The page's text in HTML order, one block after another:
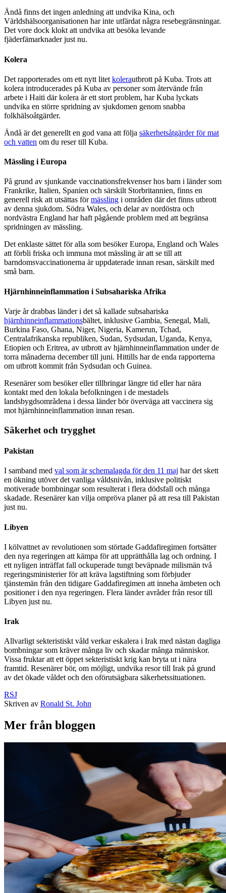
Ändå finns det ingen anledning att undvika Kina, och
Världshälsoorganisationen har inte utfärdat några resebegränsningar.
Det vore dock klokt att undvika att besöka levande
fjäderfämarknader just nu.
Kolera
Det rapporterades om ett nytt litet kolerautbrott på Kuba. Trots att
kolera introducerades på Kuba av personer som återvände från
arbete i Haiti där kolera är ett stort problem, har Kuba lyckats
undvika en större spridning av sjukdomen genom snabba
folkhälsoåtgärder.
Ändå är det generellt en god vana att följa säkerhetsåtgärder för mat
och vatten om du reser till Kuba.
Mässling i Europa
På grund av sjunkande vaccinationsfrekvenser hos barn i länder som
Frankrike, Italien, Spanien och särskilt Storbritannien, finns en
generell risk att utsättas förmässling i områden där det finns utbrott
av denna sjukdom. Södra Wales, och delar av nordöstra och
nordvästra England har haft pågående problem med att begränsa
spridningen av mässling.
Det enklaste sättet för alla som besöker Europa, England och Wales
att förbli friska och immuna mot mässling är att se till att
barndomsvaccinationerna är uppdaterade innan resan, särskilt med
små barn.
Hjärnhinneinflammation i Subsahariska Afrika
Varje år drabbas länder i det så kallade subsahariska
hjärnhinneinflammationsbältet, inklusive Gambia, Senegal, Mali,
Burkina Faso, Ghana, Niger, Nigeria, Kamerun, Tchad,
Centralafrikanska republiken, Sudan, Sydsudan, Uganda, Kenya,
Etiopien och Eritrea, av utbrott av hjärnhinneinflammation under de
torra månaderna december till juni. Hittills har de enda rapporterna
om utbrott kommit från Sydsudan och Guinea.
Resenärer som besöker eller tillbringar längre tid eller har nära
kontakt med den lokala befolkningen i de mestadels
landsbygdsområdena i dessa länder bör överväga att vaccinera sig
mot hjärnhinneinflammation innan resan.
Säkerhet och trygghet
Pakistan
I samband med val som är schemalagda för den 11 maj har det skett
en ökning utöver det vanliga våldsnivån, inklusive politiskt
motiverade bombningar som resulterat i flera dödsfall och många
skadade. Resenärer kan vilja ompröva planer på att resa till Pakistan
just nu.
Libyen
I kölvattnet av revolutionen som störtade Gaddafiregimen fortsätter
den nya regeringen att kämpa för att upprätthålla lag och ordning. I
ett nyligen inträffat fall ockuperade tungt beväpnade milismän två
regeringsministerier för att kräva lagstiftning som förbjuder
tjänstemän från den tidigare Gaddafiregimen att inneha ämbeten och
positioner i den nya regeringen. Flera länder avråder från resor till
Libyen just nu.
Irak
Allvarligt sekteristiskt våld verkar eskalera i Irak med nästan dagliga
bombningar som kräver många liv och skadar många människor.
Vissa fruktar att ett öppet sekteristiskt krig kan bryta ut i nära
framtid. Resenärer bör, om möjligt, undvika resor till Irak på grund
av det ökade våldet och den oförutsägbara säkerhetssituationen.
RSJ
Skriven av Ronald St. John
Mer från bloggen